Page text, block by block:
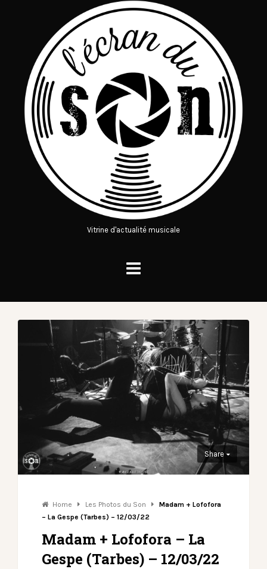
Vitrine d'actualité musicale
Share
Home Les Photos du Son
Madam + Lofofora
– La Gespe (Tarbes) – 12/03/22
Madam + Lofofora – La
Gespe (Tarbes) – 12/03/22